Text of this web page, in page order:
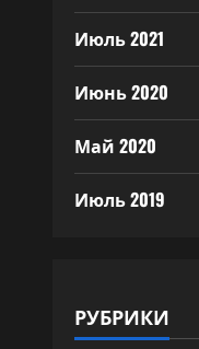
Июль 2021
Июнь 2020
Май 2020
Июль 2019
РУБРИКИ